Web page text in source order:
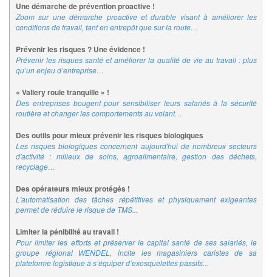
Une démarche de prévention proactive !
Zoom sur une démarche proactive et durable visant à améliorer les
conditions de travail, tant en entrepôt que sur la route…
Prévenir les risques ? Une évidence !
Prévenir les risques santé et améliorer la qualité de vie au travail : plus
qu’un enjeu d’entreprise…
« Vallery roule tranquille » !
Des entreprises bougent pour sensibiliser leurs salariés à la sécurité
routière et changer les comportements au volant…
Des outils pour mieux prévenir les risques biologiques
Les risques biologiques concernent aujourd'hui de nombreux secteurs
d'activité : milieux de soins, agroalimentaire, gestion des déchets,
recyclage…
Des opérateurs mieux protégés !
L'automatisation des tâches répétitives et physiquement exigeantes
permet de réduire le risque de TMS...
Limiter la pénibilité au travail !
Pour limiter les efforts et préserver le capital santé de ses salariés, le
groupe régional WENDEL, incite les magasiniers caristes de sa
plateforme logistique à s’équiper d’exosquelettes passifs...